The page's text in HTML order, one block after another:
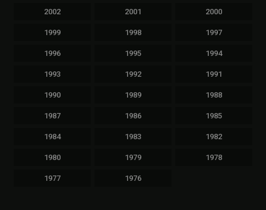
2002 2001 2000
1999 1998 1997
1996 1995 1994
1993 1992 1991
1990 1989 1988
1987 1986 1985
1984 1983 1982
1980 1979 1978
1977 1976